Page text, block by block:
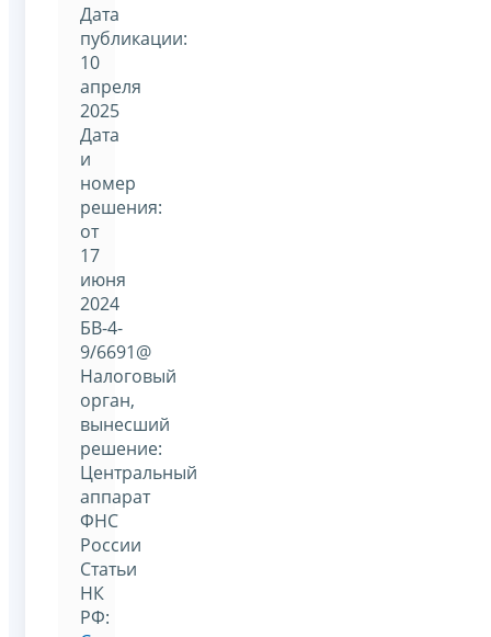
Дата
публикации:
10
апреля
2025
Дата
и
номер
решения:
от
17
июня
2024
БВ-4-
9/6691@
Налоговый
орган,
вынесший
решение:
Центральный
аппарат
ФНС
России
Статьи
НК
РФ: